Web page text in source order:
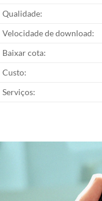
Qualidade:
Velocidade de download:
Baixar cota:
Custo:
Serviços: